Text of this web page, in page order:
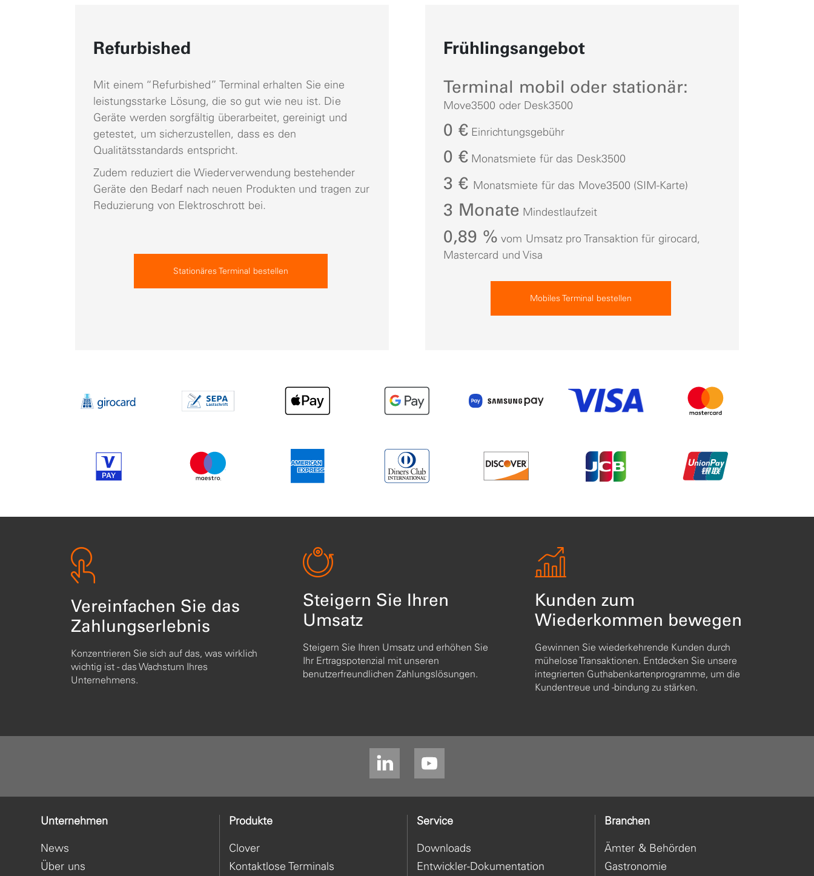
Refurbished
Mit einem “Refurbished” Terminal erhalten Sie eine
leistungsstarke Lösung, die so gut wie neu ist. Die
Geräte werden sorgfältig überarbeitet, gereinigt und
getestet, um sicherzustellen, dass es den
Qualitätsstandards entspricht.
Zudem reduziert die Wiederverwendung bestehender
Geräte den Bedarf nach neuen Produkten und tragen zur
Reduzierung von Elektroschrott bei.
Stationäres Terminal bestellen
Frühlingsangebot
Terminal mobil oder stationär:
Move3500 oder Desk3500
0 €Einrichtungsgebühr
0 €Monatsmiete für das Desk3500
3 € Monatsmiete für das Move3500 (SIM-Karte)
3 Monate Mindestlaufzeit
0,89 % vom Umsatz pro Transaktion für girocard,
Mastercard und Visa
Mobiles Terminal bestellen
Item 1 of 14 Item 2 of 14 Item 3 of 14 Item 4 of 14 Item 5 of 14 Item 6 of 14 Item 7 of 14
Item 8 of 14 Item 9 of 14 Item 10 of 14 Item 11 of 14 Item 12 of 14 Item 13 of 14 Item 14 of 14
Vereinfachen Sie das
Zahlungserlebnis
Konzentrieren Sie sich auf das, was wirklich
wichtig ist - das Wachstum Ihres
Unternehmens.
Steigern Sie Ihren
Umsatz
Steigern Sie Ihren Umsatz und erhöhen Sie
Ihr Ertragspotenzial mit unseren
benutzerfreundlichen Zahlungslösungen.
Kunden zum
Wiederkommen bewegen
Gewinnen Sie wiederkehrende Kunden durch
mühelose Transaktionen. Entdecken Sie unsere
integrierten Guthabenkartenprogramme, um die
Kundentreue und -bindung zu stärken.
Unternehmen
News
Über uns
Produkte
Clover
Kontaktlose Terminals
Service
Downloads
Entwickler-Dokumentation
Branchen
Ämter & Behörden
Gastronomie